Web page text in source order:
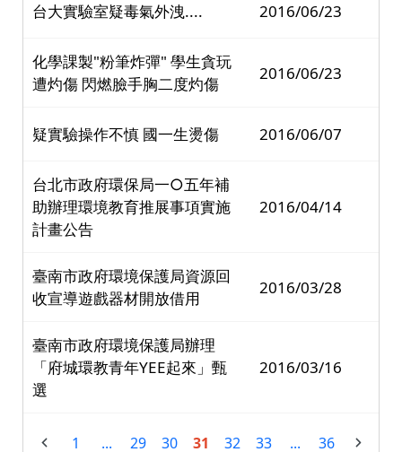
台大實驗室疑毒氣外洩.... 2016/06/23
化學課製"粉筆炸彈" 學生貪玩
遭灼傷 閃燃臉手胸二度灼傷
2016/06/23
疑實驗操作不慎 國一生燙傷 2016/06/07
台北市政府環保局一○五年補
助辦理環境教育推展事項實施
計畫公告
2016/04/14
臺南市政府環境保護局資源回
收宣導遊戲器材開放借用
2016/03/28
臺南市政府環境保護局辦理
「府城環教青年YEE起來」甄
選
2016/03/16
1 ... 29 30 31 32 33 ... 36